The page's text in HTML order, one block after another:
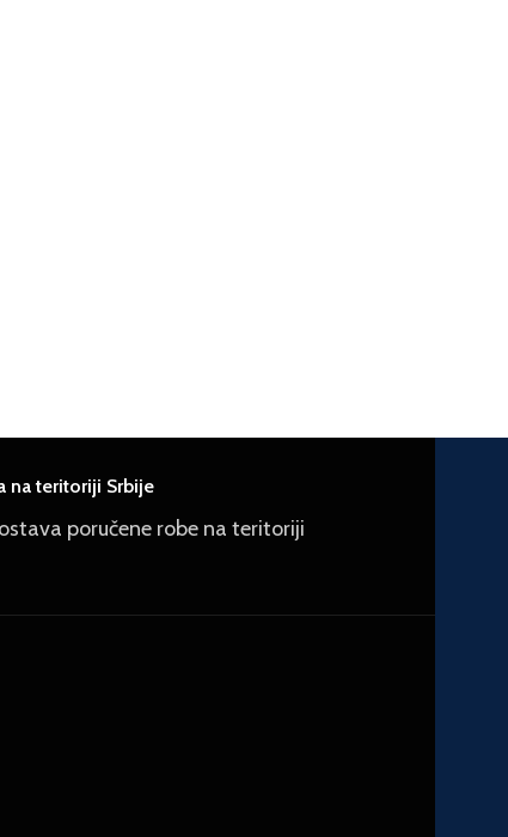
na teritoriji Srbije
poručene robe na teritoriji